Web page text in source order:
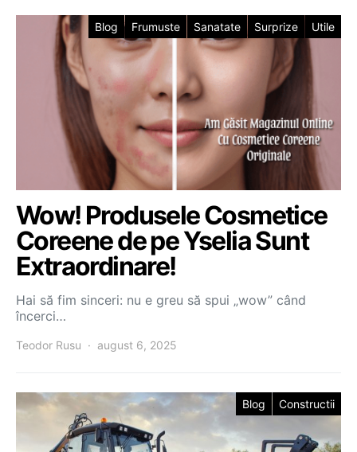
Blog Frumuste Sanatate Surprize Utile
Wow! Produsele Cosmetice
Coreene de pe Yselia Sunt
Extraordinare!
Hai să fim sinceri: nu e greu să spui „wow” când
încerci…
Teodor Rusu august 6, 2025
Blog Constructii